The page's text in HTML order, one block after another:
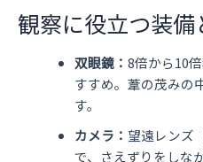
観察に役立つ装備
双眼鏡： 8倍から10
すすめ。葦の茂みの
す。
カメラ： 望遠レンズ
で、さえずりをしな